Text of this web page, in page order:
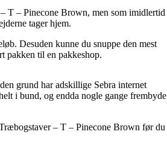
T – Pinecone Brown, men som imidlertid
tager hjem.
Desuden kunne du snuppe den mest
pakken til en pakkeshop.
grund har adskillige Sebra internet
i bund, og endda nogle gange frembyde
– T – Pinecone Brown før du